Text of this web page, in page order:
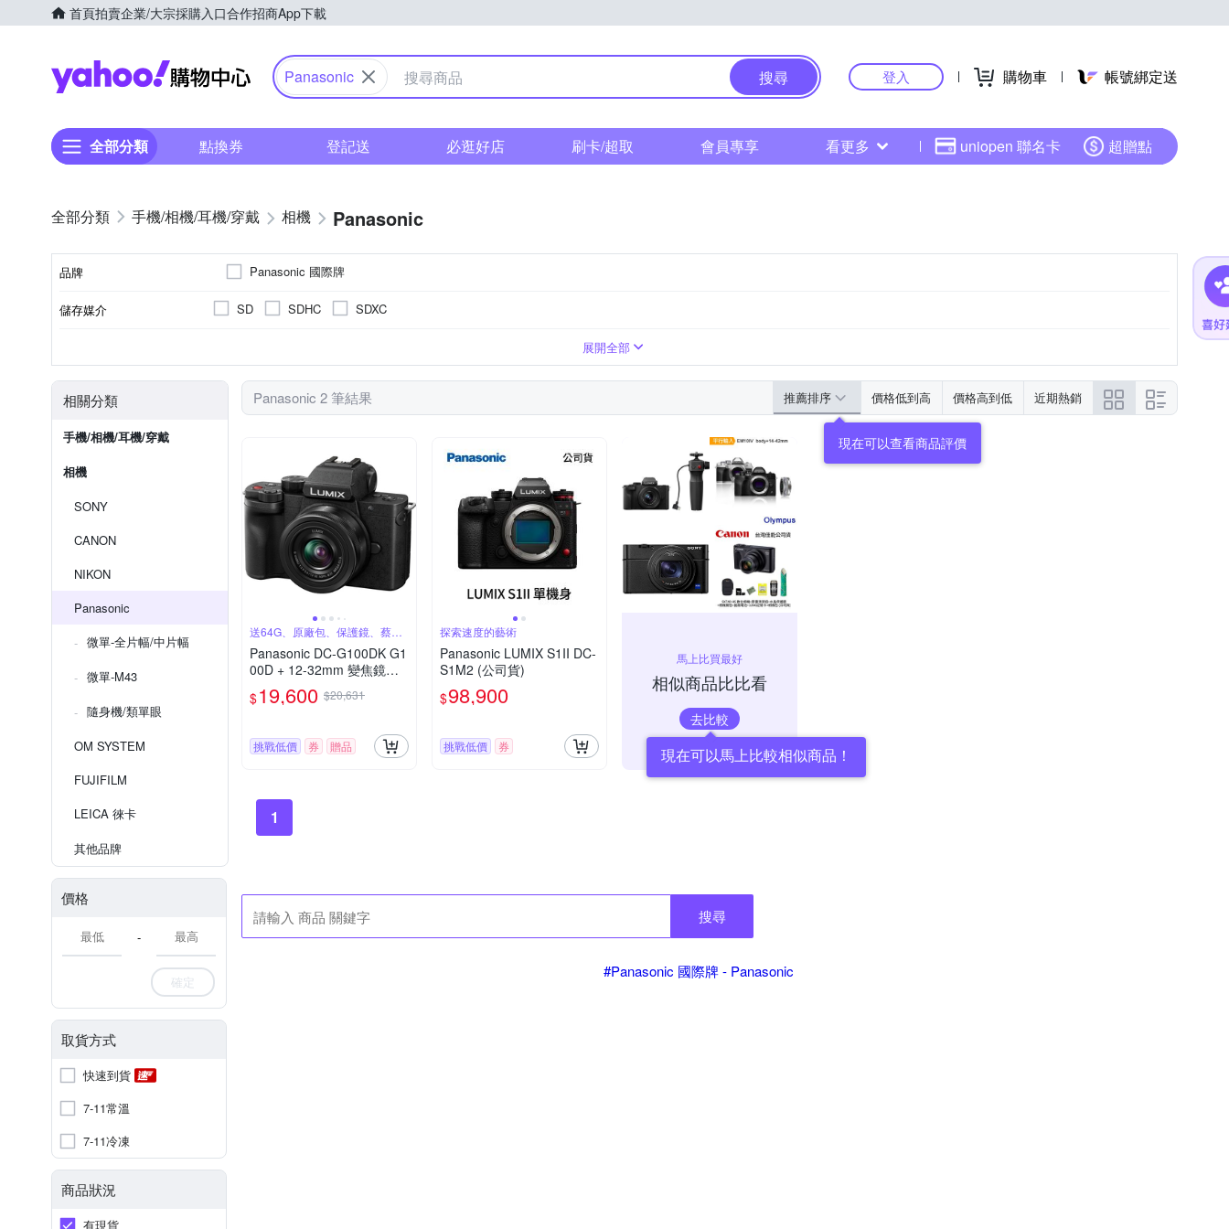
首頁拍賣企業/大宗採購入口合作招商App下載
Yahoo購物中心
Panasonic 搜尋 登入 購物車 帳號綁定送
全部分類 點換券 登記送 必逛好店 刷卡/超取 會員專享 看更多 uniopen 聯名卡 超贈點
手機/相機/耳機/穿戴 相機 Panasonic
品牌 Panasonic 國際牌
儲存媒介 SD SDHC SDXC
展開全部
相關分類
手機/相機/耳機/穿戴
相機
SONY
CANON
NIKON
Panasonic
微單-全片幅/中片幅
微單-M43
隨身機/類單眼
OM SYSTEM
FUJIFILM
LEICA 徠卡
其他品牌
價格
-
確定
取貨方式
快速到貨
7-11常溫
7-11冷凍
商品狀況
有現貨
Panasonic 2 筆結果 推薦排序 價格低到高 價格高到低 近期熱銷
現在可以查看商品評價
送64G、原廠包、保護鏡、蔡司
噴罐
Panasonic DC-G100DK G1
00D + 12-32mm 變焦鏡組
公司貨
$19,600 $20,631
挑戰低價 券 贈品
探索速度的藝術
Panasonic LUMIX S1II DC-
S1M2 (公司貨)
$98,900
挑戰低價 券
馬上比買最好
相似商品比比看
去比較
現在可以馬上比較相似商品！
1
搜尋
#Panasonic 國際牌 - Panasonic